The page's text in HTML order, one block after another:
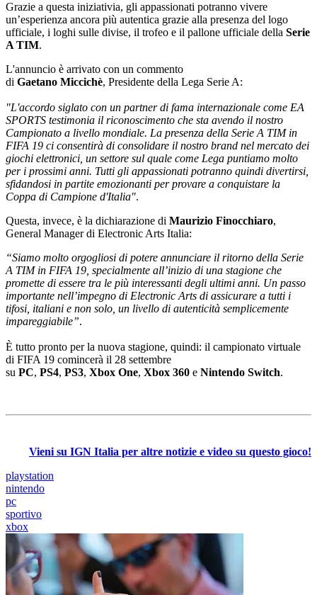
Grazie a questa iniziativia, gli appassionati potranno vivere
un’esperienza ancora più autentica grazie alla presenza del logo
ufficiale, i loghi sulle divise, il trofeo e il pallone ufficiale della Serie
A TIM.
L'annuncio è arrivato con un commento
di Gaetano Miccichè, Presidente della Lega Serie A:
"L'accordo siglato con un partner di fama internazionale come EA
SPORTS testimonia il riconoscimento che sta avendo il nostro
Campionato a livello mondiale. La presenza della Serie A TIM in
FIFA 19 ci consentirà di consolidare il nostro brand nel mercato dei
giochi elettronici, un settore sul quale come Lega puntiamo molto
per i prossimi anni. Tutti gli appassionati potranno quindi divertirsi,
sfidandosi in partite emozionanti per provare a conquistare la
Coppa di Campione d'Italia".
Questa, invece, è la dichiarazione di Maurizio Finocchiaro,
General Manager di Electronic Arts Italia:
“Siamo molto orgogliosi di potere annunciare il ritorno della Serie
A TIM in FIFA 19, specialmente all’inizio di una stagione che
promette di essere tra le più interessanti degli ultimi anni. Un passo
importante nell’impegno di Electronic Arts di assicurare a tutti i
tifosi, italiani e non solo, un livello di autenticità semplicemente
impareggiabile”.
È tutto pronto per la nuova stagione, quindi: il campionato virtuale
di FIFA 19 comincerà il 28 settembre
su PC, PS4, PS3, Xbox One, Xbox 360 e Nintendo Switch.
Vieni su IGN Italia per altre notizie e video su questo gioco!
playstation
nintendo
pc
sportivo
xbox